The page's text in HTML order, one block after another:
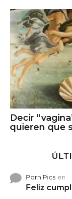
Decir
quieren que
Porn Pics en
Feliz